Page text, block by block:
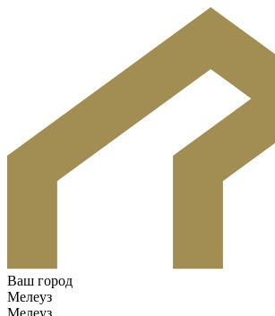
Ваш город
Мелеуз
Мелеуз